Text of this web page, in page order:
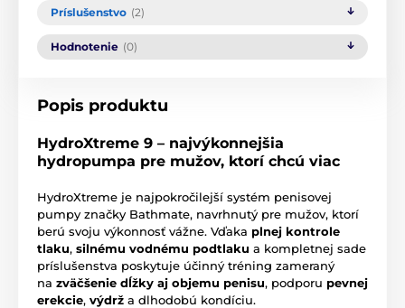
Príslušenstvo (2)
Hodnotenie (0)
Popis produktu
HydroXtreme 9 – najvýkonnejšia
hydropumpa pre mužov, ktorí chcú viac
HydroXtreme je najpokročilejší systém penisovej
pumpy značky Bathmate, navrhnutý pre mužov, ktorí
berú svoju výkonnosť vážne. Vďaka plnej kontrole
tlaku, silnému vodnému podtlaku a kompletnej sade
príslušenstva poskytuje účinný tréning zameraný
na zväčšenie dĺžky aj objemu penisu, podporu pevnej
erekcie, výdrž a dlhodobú kondíciu.